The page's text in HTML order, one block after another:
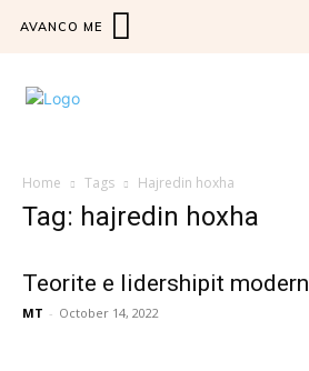
AVANCO ME
Home Tags Hajredin hoxha
Tag: hajredin hoxha
Teorite e lidershipit modern
MT - October 14, 2022